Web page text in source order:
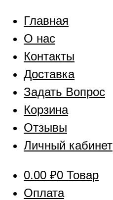
Главная
О нас
Контакты
Доставка
Задать Вопрос
Корзина
Отзывы
Личный кабинет
0.00 ₽0 Товар
Оплата